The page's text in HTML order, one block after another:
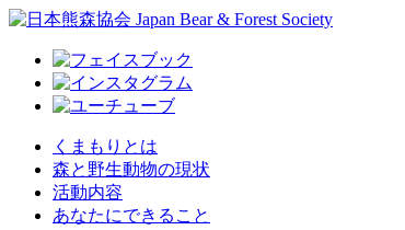
くまもりとは
森と野生動物の現状
活動内容
あなたにできること